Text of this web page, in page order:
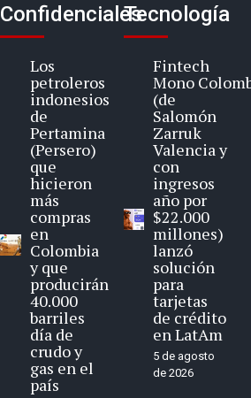
Confidenciales
Los
petroleros
indonesios
de
Pertamina
(Persero)
que
hicieron
más
compras
en
Colombia
y que
producirán
40.000
barriles
día de
crudo y
gas en el
país
Tecnología
Fintech
Mono
(de
Salomón
Zarruk
Valencia y
con
ingresos
año por
$22.000
millones)
lanzó
solución
para
tarjetas
de crédito
en LatAm
5 de agosto
de 2026